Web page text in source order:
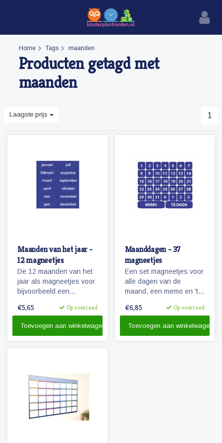
Home Tags maanden
Producten getagd met
maanden
Laagste prijs 1
Maanden van het jaar -
12 magneetjes
De 12 maanden van het
jaar als magneetjes voor
bijvoorbeeld een
€5,65 Op voorraad
Toevoegen aan winkelwagen
Maanddagen - 37
magneetjes
Een set magneetjes voor
alle dagen van de
maand, een memo en 'te
extra getallen.
€6,85 Op voorraad
Toevoegen aan winkelwagen